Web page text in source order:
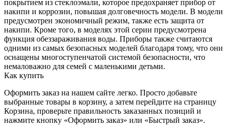
покрытием из стеклоэмали, которое предохраняет прибор от
накипи и коррозии, повышая долговечность модели. В модели
предусмотрен экономичный режим, также есть защита от
накипи. Кроме того, в моделях этой серии предусмотрена
функция обеззараживания воды. Приборы также считаются
одними из самых безопасных моделей благодаря тому, что они
оснащены многоступенчатой системой безопасности, что
немаловажно для семей с маленькими детьми.
Как купить
Оформить заказ на нашем сайте легко. Просто добавьте
выбранные товары в корзину, а затем перейдите на страницу
Корзина, проверьте правильность заказанных позиций и
нажмите кнопку «Оформить заказ» или «Быстрый заказ».